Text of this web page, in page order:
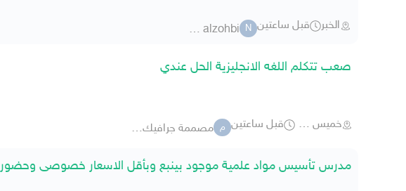
الخبر قبل ساعتين N
nasr alzohbi
صعب تتكلم اللغه الانجليزية الحل عندي
خميس مشيط قبل ساعتين م مصممة جرافيك ashwaq
مدرس تأسيس مواد علمية موجود بينبع وبأقل الاسعار خصوصى وحضور